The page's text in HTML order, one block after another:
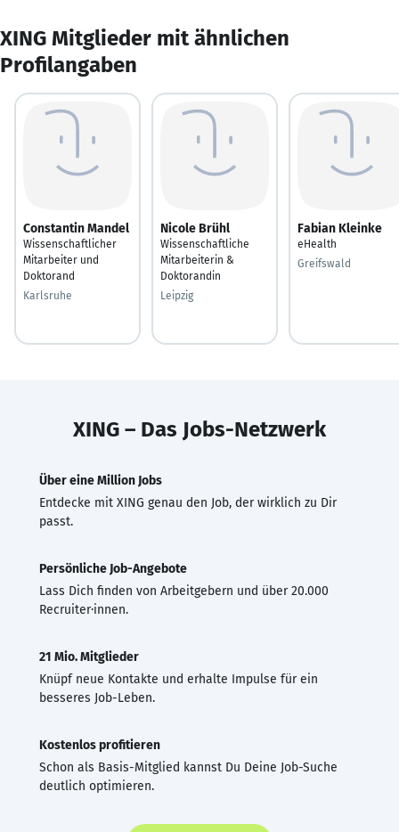
XING Mitglieder mit ähnlichen
Profilangaben
Constantin Mandel
Wissenschaftlicher
Mitarbeiter und
Doktorand
Karlsruhe
Nicole Brühl
Wissenschaftliche
Mitarbeiterin &
Doktorandin
Leipzig
Fabian Kleinke
eHealth
Greifswald
XING – Das Jobs-Netzwerk
Über eine Million Jobs
Entdecke mit XING genau den Job, der wirklich zu Dir
passt.
Persönliche Job-Angebote
Lass Dich finden von Arbeitgebern und über 20.000
Recruiter·innen.
21 Mio. Mitglieder
Knüpf neue Kontakte und erhalte Impulse für ein
besseres Job-Leben.
Kostenlos profitieren
Schon als Basis-Mitglied kannst Du Deine Job-Suche
deutlich optimieren.